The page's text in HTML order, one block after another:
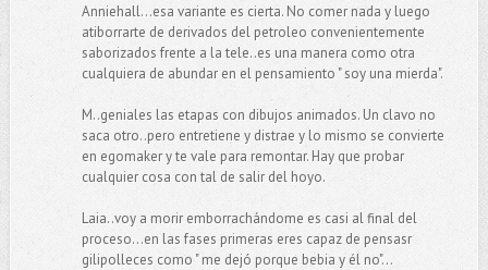
Anniehall...esa variante es cierta. No comer nada y luego
atiborrarte de derivados del petroleo convenientemente
saborizados frente a la tele..es una manera como otra
cualquiera de abundar en el pensamiento " soy una mierda".
M..geniales las etapas con dibujos animados. Un clavo no
saca otro..pero entretiene y distrae y lo mismo se convierte
en egomaker y te vale para remontar. Hay que probar
cualquier cosa con tal de salir del hoyo.
Laia..voy a morir emborrachándome es casi al final del
proceso...en las fases primeras eres capaz de pensasr
gilipolleces como " me dejó porque bebia y él no"...